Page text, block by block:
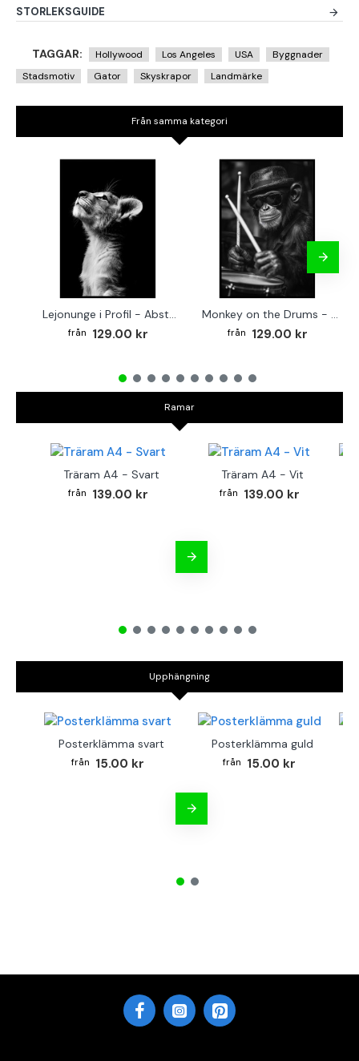
STORLEKSGUIDE
TAGGAR: Hollywood Los Angeles USA
Byggnader
Stadsmotiv
Gator Skyskrapor Landmärke
Från samma kategori
Lejonunge i Profil - Abstrakt poster i svartvitt
129.00 kr
Monkey on the Drums - Trendig poster
129.00 kr
Ramar
Träram A4 - Svart
139.00 kr
Träram A4 - Vit
139.00 kr
Upphängning
Posterklämma svart
15.00 kr
Posterklämma guld
15.00 kr